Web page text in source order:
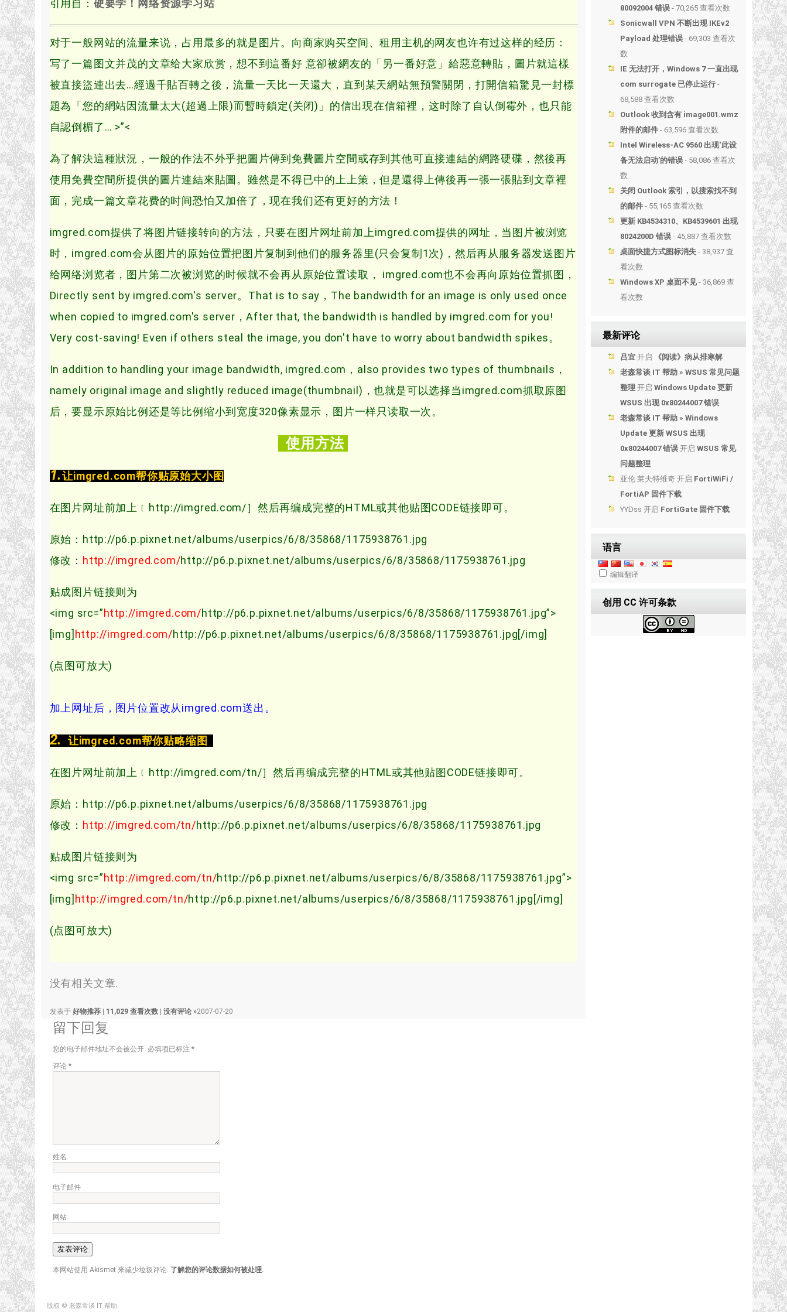
引用自： 硬要学！网络资源学习站
对于一般网站的流量来说，占用最多的就是图片。向商家购买空间、租用主机的网友也许有过这样的经历：
写了一篇图文并茂的文章给大家欣赏，想不到這番好 意卻被網友的「另一番好意」給惡意轉貼，圖片就這樣
被直接盜連出去…經過千貼百轉之後，流量一天比一天還大，直到某天網站無預警關閉，打開信箱驚見一封標
題為「您的網站因流量太大(超過上限)而暫時鎖定(关闭)」的信出現在信箱裡，这时除了自认倒霉外，也只能
自認倒楣了… >”<
為了解決這種狀況，一般的作法不外乎把圖片傳到免費圖片空間或存到其他可直接連結的網路硬碟，然後再
使用免費空間所提供的圖片連結來貼圖。雖然是不得已中的上上策，但是還得上傳後再一張一張貼到文章裡
面，完成一篇文章花费的时间恐怕又加倍了，现在我们还有更好的方法！
imgred.com提供了将图片链接转向的方法，只要在图片网址前加上imgred.com提供的网址，当图片被浏览
时，imgred.com会从图片的原始位置把图片复制到他们的服务器里(只会复制1次)，然后再从服务器发送图片
给网络浏览者，图片第二次被浏览的时候就不会再从原始位置读取， imgred.com也不会再向原始位置抓图，
Directly sent by imgred.com's server。That is to say，The bandwidth for an image is only used once
when copied to imgred.com's server，After that, the bandwidth is handled by imgred.com for you!
Very cost-saving! Even if others steal the image, you don't have to worry about bandwidth spikes。
In addition to handling your image bandwidth, imgred.com，also provides two types of thumbnails，
namely original image and slightly reduced image(thumbnail)，也就是可以选择当imgred.com抓取原图
后，要显示原始比例还是等比例缩小到宽度320像素显示，图片一样只读取一次。
使用方法
1.让imgred.com帮你贴原始大小图
在图片网址前加上﹝http://imgred.com/］然后再编成完整的HTML或其他贴图CODE链接即可。
原始：http://p6.p.pixnet.net/albums/userpics/6/8/35868/1175938761.jpg
修改： http://imgred.com/http://p6.p.pixnet.net/albums/userpics/6/8/35868/1175938761.jpg
贴成图片链接则为
<img src=”http://imgred.com/http://p6.p.pixnet.net/albums/userpics/6/8/35868/1175938761.jpg”>
[img] http://imgred.com/http://p6.p.pixnet.net/albums/userpics/6/8/35868/1175938761.jpg[/img]
(点图可放大)
加上网址后，图片位置改从imgred.com送出。
2. 让imgred.com帮你贴略缩图
在图片网址前加上﹝http://imgred.com/tn/］然后再编成完整的HTML或其他贴图CODE链接即可。
原始：http://p6.p.pixnet.net/albums/userpics/6/8/35868/1175938761.jpg
修改： http://imgred.com/tn/http://p6.p.pixnet.net/albums/userpics/6/8/35868/1175938761.jpg
贴成图片链接则为
<img src=”http://imgred.com/tn/http://p6.p.pixnet.net/albums/userpics/6/8/35868/1175938761.jpg”>
[img] http://imgred.com/tn/http://p6.p.pixnet.net/albums/userpics/6/8/35868/1175938761.jpg[/img]
(点图可放大)
没有相关文章.
发表于 好物推荐 11,029 查看次数 没有评论 »2007-07-20
留下回复
您的电子邮件地址不会被公开. 必填项已标注 *
评论 *
姓名
电子邮件
网站
本网站使用 Akismet 来减少垃圾评论. 了解您的评论数据如何被处理.
80092004 错误 - 70,265 查看次数
Sonicwall VPN 不断出现 IKEv2
Payload 处理错误 - 69,303 查看次
数
IE 无法打开，Windows 7 一直出现
com surrogate 已停止运行 -
68,588 查看次数
Outlook 收到含有 image001.wmz
附件的邮件 - 63,596 查看次数
Intel Wireless-AC 9560 出现‘此设
备无法启动’的错误 - 58,086 查看次
数
关闭 Outlook 索引，以搜索找不到
的邮件 - 55,165 查看次数
更新 KB4534310、KB4539601 出现
8024200D 错误 - 45,887 查看次数
桌面快捷方式图标消失 - 38,937 查
看次数
Windows XP 桌面不见- 36,869 查
看次数
最新评论
吕宜 开启
《阅读》病从排寒解
老森常谈 IT 帮助 » WSUS 常见问题
整理 开启 Windows Update 更新
WSUS 出现 0x80244007 错误
老森常谈 IT 帮助 » Windows
Update 更新 WSUS 出现
0x80244007 错误 开启 WSUS 常见
问题整理
亚伦·莱夫特维奇 开启 FortiWiFi /
FortiAP 固件下载
YYDss 开启 FortiGate 固件下载
语言
编辑翻译
创用 CC 许可条款
版权 © 老森常谈 IT 帮助.